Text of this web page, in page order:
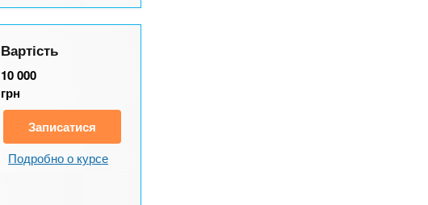
Вартість
10 000
грн
Записатися
Подробно о курсе